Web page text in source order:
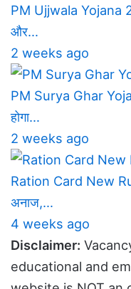
PM Ujjwala Yojana
और…
2 weeks ago
PM Surya Ghar
होगा…
2 weeks ago
Ration Card New
अनाज,…
4 weeks ago
Disclaimer:
educational and